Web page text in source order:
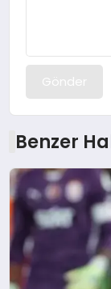
Gönder
Benzer